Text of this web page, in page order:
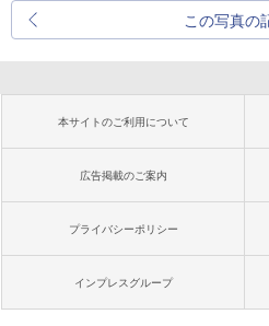
この写真の
本サイトのご利用について
広告掲載のご案内
プライバシーポリシー
インプレスグループ